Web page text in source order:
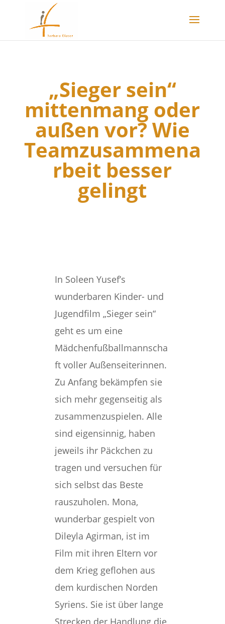
„Sieger sein“
mittenmang oder
außen vor? Wie
Teamzusammena
rbeit besser
gelingt
In Soleen Yusef’s
wunderbaren Kinder- und
Jugendfilm „Sieger sein“
geht es um eine
Mädchenfußballmannscha
ft voller Außenseiterinnen.
Zu Anfang bekämpfen sie
sich mehr gegenseitig als
zusammenzuspielen. Alle
sind eigensinnig, haben
jeweils ihr Päckchen zu
tragen und versuchen für
sich selbst das Beste
rauszuholen. Mona,
wunderbar gespielt von
Dileyla Agirman, ist im
Film mit ihren Eltern vor
dem Krieg geflohen aus
dem kurdischen Norden
Syriens. Sie ist über lange
Strecken der Handlung die